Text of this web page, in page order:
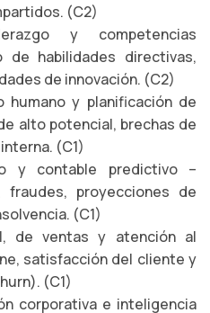
(C2)
y competencias
de habilidades directivas,
de innovación. (C2)
y planificación de
alto potencial, brechas de
(C1)
y contable predictivo –
fraudes, proyecciones de
(C1)
de ventas y atención al
satisfacción del cliente y
(C1)
corporativa e inteligencia